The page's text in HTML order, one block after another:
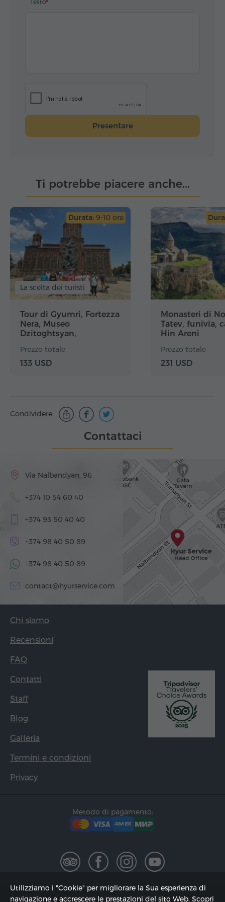
Testo
Presentare
Ti potrebbe piacere anche...
Durata: 9-10 ore
La scelta dei turisti
Tour di Gyumri, Fortezza
Nera, Museo
Dzitoghtsyan,
Prezzo totale
133 USD
Monasteri di
Tatev, funivia,
Hin Areni
Prezzo totale
231 USD
Condividere:
Contattaci
Via Nalbandyan, 96
+374 10 54 60 40
+374 93 50 40 40
+374 98 40 50 89
+374 98 40 50 89
contact@hyurservice.com
Chi siamo
Recensioni
FAQ
Contatti
Staff
Blog
Galleria
Termini e condizioni
Privacy
Metodo di pagamento:
2002 - 2026, © "Hyur Service" Ltd;
Utilizziamo i "Cookie" per migliorare la Sua esperienza di
navigazione e accrescere le prestazioni del sito Web. Scopri